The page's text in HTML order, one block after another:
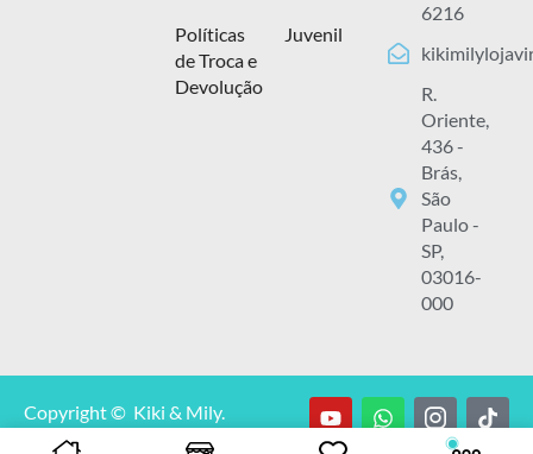
Políticas
de Troca e
Devolução
Juvenil
6216
R.
Oriente,
436 -
Brás,
São
Paulo -
SP,
03016-
000
Copyright © Kiki & Mily.
CNPJ: 13.929.348/0001-00.